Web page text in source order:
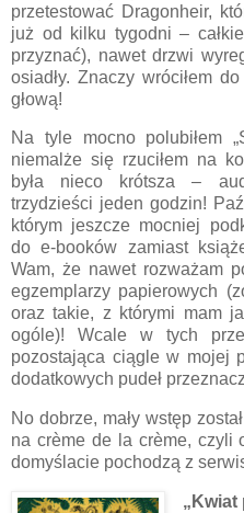
przetestować Dragonheir,
już od kilku tygodni –
przyznać), nawet drzwi
osiadły. Znaczy wróciłem
głową!
Na tyle mocno polubiłem
niemalże się rzuciłem na
była nieco krótsza –
trzydzieści jeden godzin!
którym jeszcze mocniej
do e-booków zamiast
Wam, że nawet rozważam
egzemplarzy papierowych
oraz takie, z którymi mam
ogóle)! Wcale w tych
pozostająca ciągle w mojej
dodatkowych pudeł
No dobrze, mały wstęp
na crème de la crème, czyli
domyślacie pochodzą z
„Kwiat